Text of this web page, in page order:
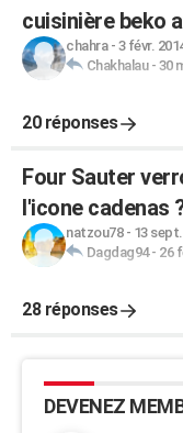
cuisinière beko
chahra- 3 févr.
Chakhalau- 30
20 réponses
Four Sauter
l'icone cadenas
natzou78- 13
Dagdag94- 26
28 réponses
DEVENEZ